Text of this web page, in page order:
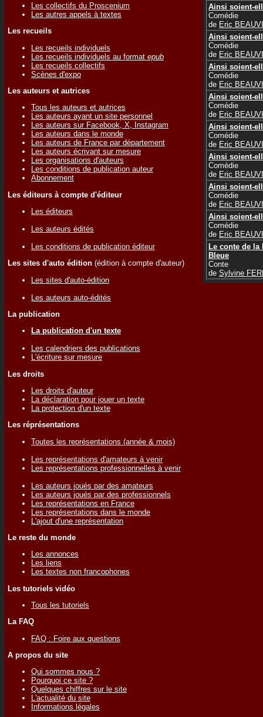
Les collectifs du Proscenium
Les autres appels à textes
Les recueils
Les recueils individuels
Les recueils individuels au format epub
Les recueils collectifs
Scènes d'expo
Les auteurs et autrices
Tous les auteurs et autrices
Les auteurs ayant un site personnel
Les auteurs sur Facebook, X, Instagram
Les auteurs dans le monde
Les auteurs de France par département
Les auteurs écrivant sur mesure
Les organisations d'auteurs
Les conditions de publication auteur
Abonnement
Les éditeurs à compte d'éditeur
Les éditeurs
Les auteurs édités
Les conditions de publication éditeur
Les sites d'auto édition (édition à compte d'auteur)
Les sites d'auto-édition
Les auteurs auto-édités
La publication
La publication d'un texte
Les calendriers des publications
L'écriture sur mesure
Les droits
Les droits d'auteur
La déclaration pour jouer un texte
La protection d'un texte
Les réprésentations
Toutes les représentations (année & mois)
Les représentations d'amateurs à venir
Les représentations professionnelles à venir
Les auteurs joués par des amateurs
Les auteurs joués par des professionnels
Les représentations en France
Les représentations dans le monde
L'ajout d'une représentation
Le reste du monde
Les annonces
Les liens
Les textes non francophones
Les tutoriels vidéo
Tous les tutoriels
La FAQ
FAQ : Foire aux questions
A propos du site
Qui sommes nous ?
Pourquoi ce site ?
Quelques chiffres sur le site
L'actualité du site
Informations légales
Ainsi soient-
Comédie
de Eric
Ainsi soient-
Comédie
de Eric
Ainsi soient-
Comédie
de Eric
Ainsi soient-
Comédie
de Eric
Ainsi soient-
Comédie
de Eric
Ainsi soient-
Comédie
de Eric
Ainsi soient-
Comédie
de Eric
Ainsi soient-
Comédie
de Eric
Le conte de la
Bleue
Conte
de Sylvine